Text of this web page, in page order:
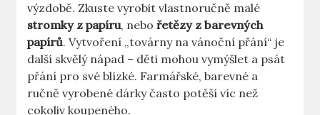
výzdobě. Zkuste vyrobit vlastnoručně malé
stromky z papíru, nebořetězy z barevných
papírů. Vytvoření „továrny na vánoční přání“ je
další skvělý nápad – děti mohou vymýšlet a psát
přání pro své blízké. Farmářské, barevné a
ručně vyrobené dárky často potěší víc než
cokoliv koupeného.